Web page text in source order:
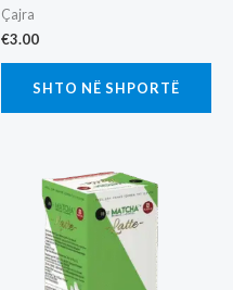
Çajra
€3.00
SHTO NË SHPORTË